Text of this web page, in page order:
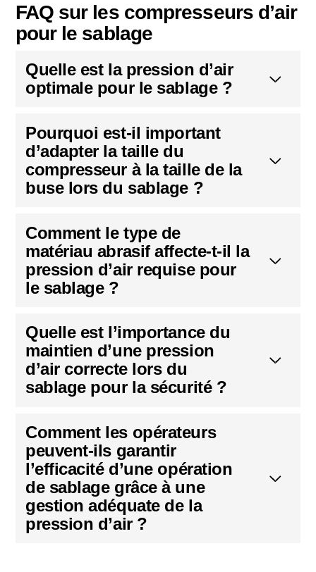
FAQ sur les compresseurs d’air
pour le sablage
Quelle est la pression d’air
optimale pour le sablage ?
Pourquoi est-il important
d’adapter la taille du
compresseur à la taille de la
buse lors du sablage ?
Comment le type de
matériau abrasif affecte-t-il la
pression d’air requise pour
le sablage ?
Quelle est l’importance du
maintien d’une pression
d’air correcte lors du
sablage pour la sécurité ?
Comment les opérateurs
peuvent-ils garantir
l’efficacité d’une opération
de sablage grâce à une
gestion adéquate de la
pression d’air ?